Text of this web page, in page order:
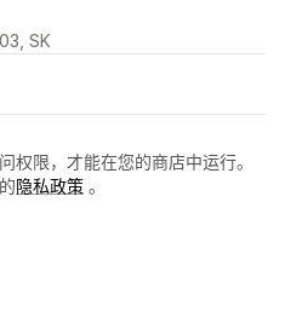
SK
权限，才能在您的商店中运行。
隐私政策 。